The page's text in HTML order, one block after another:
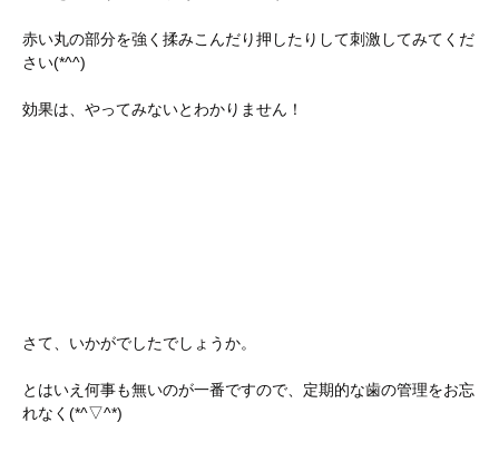
赤い丸の部分を強く揉みこんだり押したりして刺激してみてくだ
さい(*^^)
効果は、やってみないとわかりません！
さて、いかがでしたでしょうか。
とはいえ何事も無いのが一番ですので、定期的な歯の管理をお忘
れなく(*^▽^*)